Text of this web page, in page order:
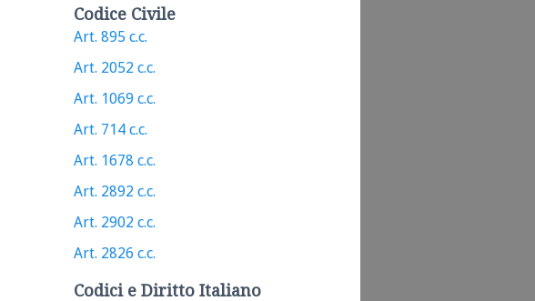
Codice Civile
Art. 895 c.c.
Art. 2052 c.c.
Art. 1069 c.c.
Art. 714 c.c.
Art. 1678 c.c.
Art. 2892 c.c.
Art. 2902 c.c.
Art. 2826 c.c.
Codici e Diritto Italiano